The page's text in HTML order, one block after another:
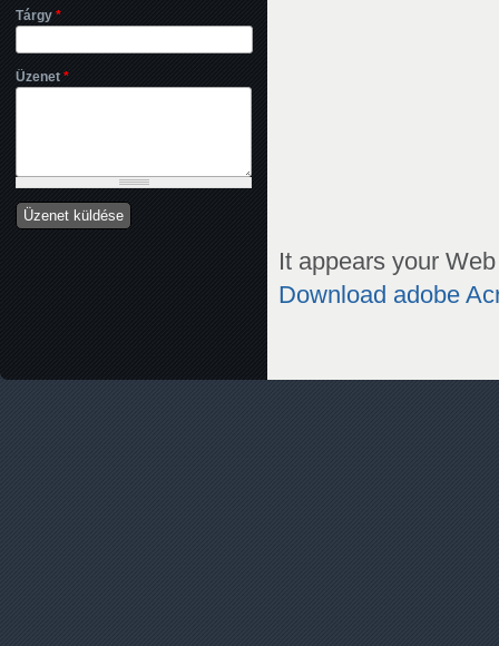
It appears your
Download adobe
Tárgy *
Üzenet *